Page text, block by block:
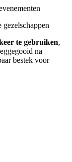
te gebruiken,
na
bestek voor